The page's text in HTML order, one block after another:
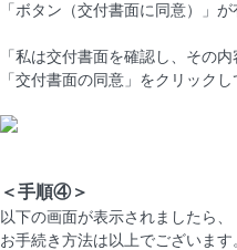
「ボタン（交付書面に同意）」
「私は交付書面を確認し、その
「交付書面の同意」をクリックし
＜手順④＞
以下の画面が表示されましたら
お手続き方法は以上でございます